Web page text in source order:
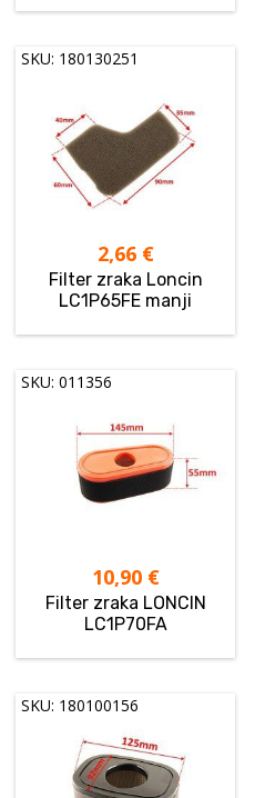
SKU: 180130251
2,66 €
Filter zraka Loncin
LC1P65FE manji
SKU: 011356
10,90 €
Filter zraka LONCIN
LC1P70FA
SKU: 180100156